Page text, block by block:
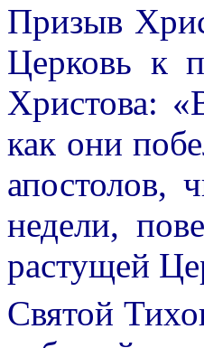
Призыв
Церковь к
Христова:
как они
апостолов,
недели,
растущей
Святой